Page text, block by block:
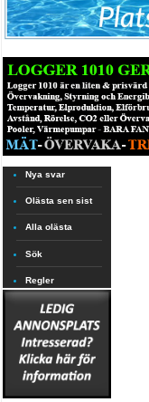
Nya svar
Olästa sen sist
Alla olästa
Sök
Regler